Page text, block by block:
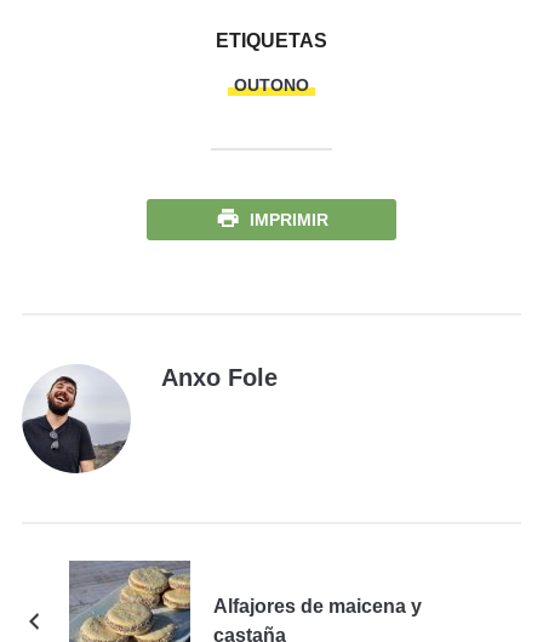
ETIQUETAS
OUTONO
IMPRIMIR
Anxo Fole
Alfajores de maicena y
castaña